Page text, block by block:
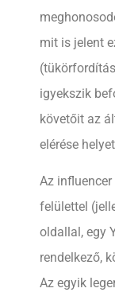
mit is jelent
igyekszik
követőit az
elérése
Az
felülettel
oldallal, egy
rendelkező,
Az egyik